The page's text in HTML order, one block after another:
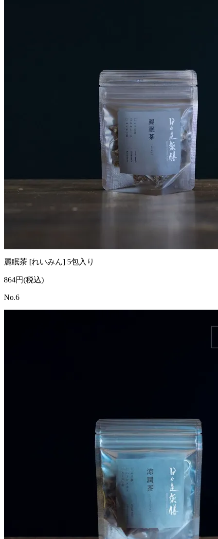
麗眠茶 [れいみん] 5包入り
864円(税込)
No.6